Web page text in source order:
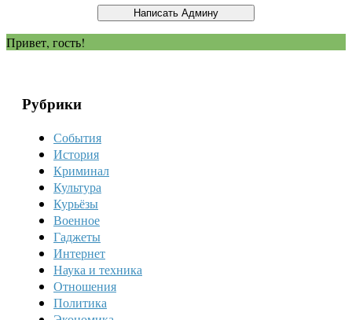
Привет, гость!
Рубрики
События
История
Криминал
Культура
Курьёзы
Военное
Гаджеты
Интернет
Наука и техника
Отношения
Политика